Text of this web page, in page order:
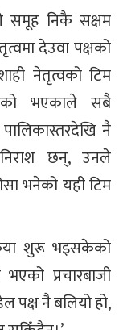
समूह निकै सक्षम
देउवा पक्षको
नेतृत्वको टिम
भएकाले सबै
पालिकास्तरदेखि नै
निराश छन्, उनले
भनेको यही टिम
शुरू भइसकेको
प्रचारबाजी
पक्ष नै बलियो हो,